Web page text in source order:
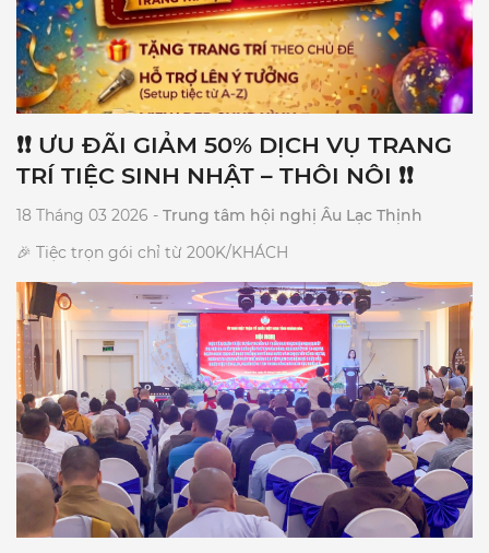
cho tiệc từ 80 khách.🔥 ⏰ Thời gian áp dụng: 𝟐𝟒/𝟎𝟒/𝟐𝟎𝟐𝟔 –
𝟎𝟑/𝟎𝟓/𝟐𝟎𝟐𝟔. 📍 Địa chỉ: 99 Nguyễn Thị Minh Khai, P. Nha
Trang, Khánh Hòa 📞 Hotline đặt tiệc: 02583 516 060
❗❗ ƯU ĐÃI GIẢM 50% DỊCH VỤ TRANG
TRÍ TIỆC SINH NHẬT – THÔI NÔI ❗❗
18 Tháng 03 2026 - Trung tâm hội nghị Âu Lạc Thịnh
🎉 Tiệc trọn gói chỉ từ 200K/KHÁCH